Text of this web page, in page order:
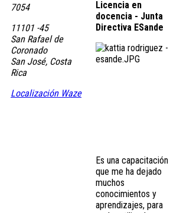
7054
11101 -45
San Rafael de
Coronado
San José, Costa
Rica
Localización Waze
Licencia en
docencia - Junta
Directiva ESande
Es una capacitación
que me ha dejado
muchos
conocimientos y
aprendizajes, para